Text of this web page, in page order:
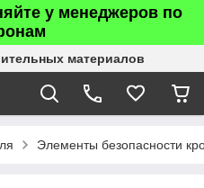
у менеджеров по
материалов
Элементы безопасности